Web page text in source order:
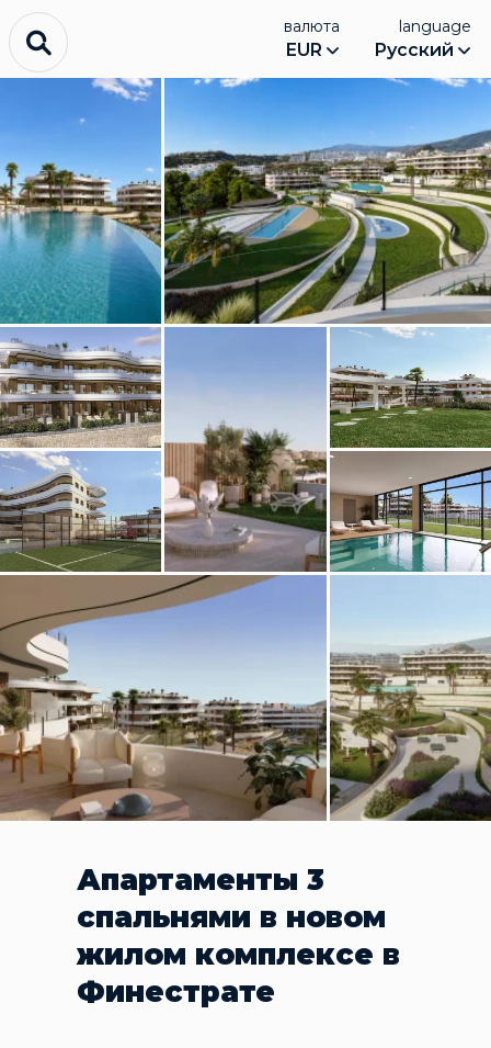
валюта
EUR
language
Русский
Апартаменты 3
спальнями в новом
жилом комплексе в
Финестрате